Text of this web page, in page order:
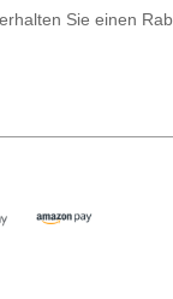
Sie einen